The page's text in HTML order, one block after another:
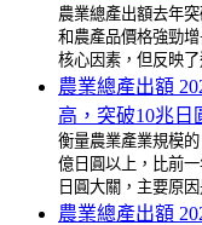
農業總產出額去年
和農產品價格強勁
核心因素，但反映
農業總產出額
高，突破10兆日
衡量農業產業規模
億日圓以上，比前
日圓大關，主要原
農業總產出額